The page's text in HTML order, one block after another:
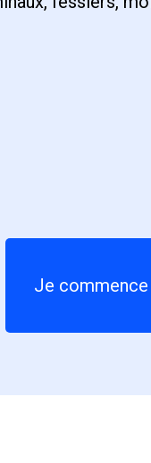
Je commence